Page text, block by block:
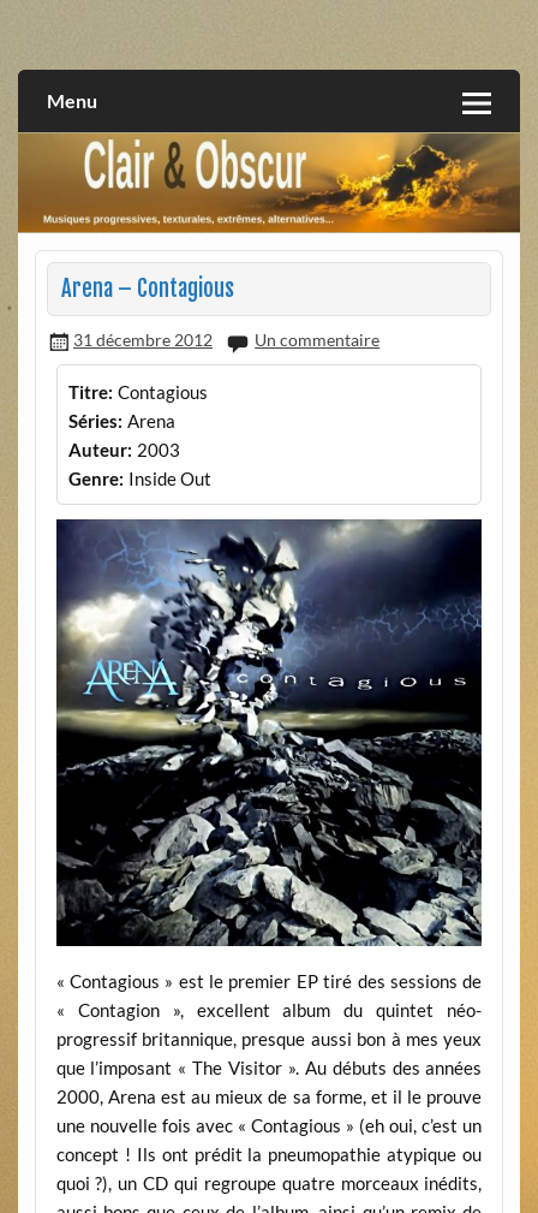
extrêmes, alternatives, texturales
Menu
Arena – Contagious
31 décembre 2012 Un commentaire
Titre: Contagious
Séries: Arena
Auteur: 2003
Genre: Inside Out
« Contagious » est le premier EP tiré des sessions de
« Contagion », excellent album du quintet néo-
progressif britannique, presque aussi bon à mes yeux
que l’imposant « The Visitor ». Au débuts des années
2000, Arena est au mieux de sa forme, et il le prouve
une nouvelle fois avec « Contagious » (eh oui, c’est un
concept ! Ils ont prédit la pneumopathie atypique ou
quoi ?), un CD qui regroupe quatre morceaux inédits,